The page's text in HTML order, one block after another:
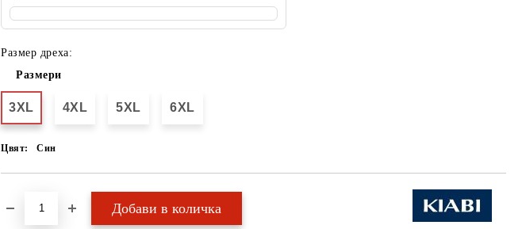
Размер дреха:
Размери
3XL 4XL 5XL 6XL
Цвят: Син